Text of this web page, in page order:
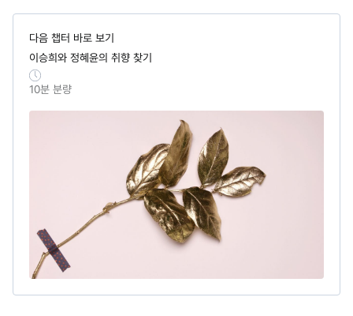
다음 챕터 바로 보기
이승희와 정혜윤의 취향 찾기
10분 분량